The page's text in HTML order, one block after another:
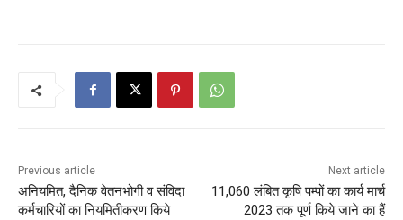
Previous article
अनियमित, दैनिक वेतनभोगी व संविदा
कर्मचारियों का नियमितीकरण किये
Next article
11,060 लंबित कृषि पम्पों का कार्य मार्च
2023 तक पूर्ण किये जाने का हैं